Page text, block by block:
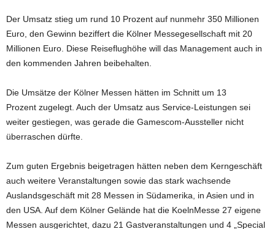
Der Umsatz stieg um rund 10 Prozent auf nunmehr 350 Millionen
Euro, den Gewinn beziffert die Kölner Messegesellschaft mit 20
Millionen Euro. Diese Reiseflughöhe will das Management auch in
den kommenden Jahren beibehalten.
Die Umsätze der Kölner Messen hätten im Schnitt um 13
Prozent zugelegt. Auch der Umsatz aus Service-Leistungen sei
weiter gestiegen, was gerade die Gamescom-Aussteller nicht
überraschen dürfte.
Zum guten Ergebnis beigetragen hätten neben dem Kerngeschäft
auch weitere Veranstaltungen sowie das stark wachsende
Auslandsgeschäft mit 28 Messen in Südamerika, in Asien und in
den USA. Auf dem Kölner Gelände hat die KoelnMesse 27 eigene
Messen ausgerichtet, dazu 21 Gastveranstaltungen und 4 „Special